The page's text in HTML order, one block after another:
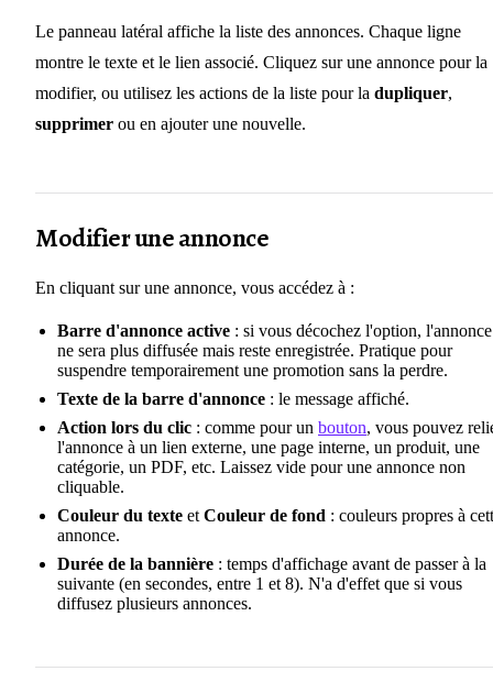
Le panneau latéral affiche la liste des annonces. Chaque ligne
montre le texte et le lien associé. Cliquez sur une annonce pour la
modifier, ou utilisez les actions de la liste pour la dupliquer,
supprimer ou en ajouter une nouvelle.
Modifier une annonce
En cliquant sur une annonce, vous accédez à :
Barre d'annonce active : si vous décochez l'option, l'annonce
ne sera plus diffusée mais reste enregistrée. Pratique pour
suspendre temporairement une promotion sans la perdre.
Texte de la barre d'annonce : le message affiché.
Action lors du clic : comme pour un bouton, vous pouvez
l'annonce à un lien externe, une page interne, un produit, une
catégorie, un PDF, etc. Laissez vide pour une annonce non
cliquable.
Couleur du texte et Couleur de fond : couleurs propres à
annonce.
Durée de la bannière : temps d'affichage avant de passer à la
suivante (en secondes, entre 1 et 8). N'a d'effet que si vous
diffusez plusieurs annonces.